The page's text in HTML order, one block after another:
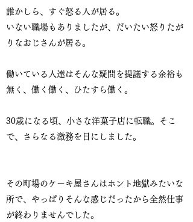
誰かしら、すぐ怒る人が居る。
いない職場もありましたが、だいたい怒りたが
りなおじさんが居る。
働いている人達はそんな疑問を提議する余裕も
無く、働く働く、ひたすら働く。
30歳になる頃、小さな洋菓子店に転職。そこ
で、さらなる激務を目にしました。
その町場のケーキ屋さんはホント地獄みたいな
所で、やっぱりそんな感じだったから全然仕事
が終わりませんでした。